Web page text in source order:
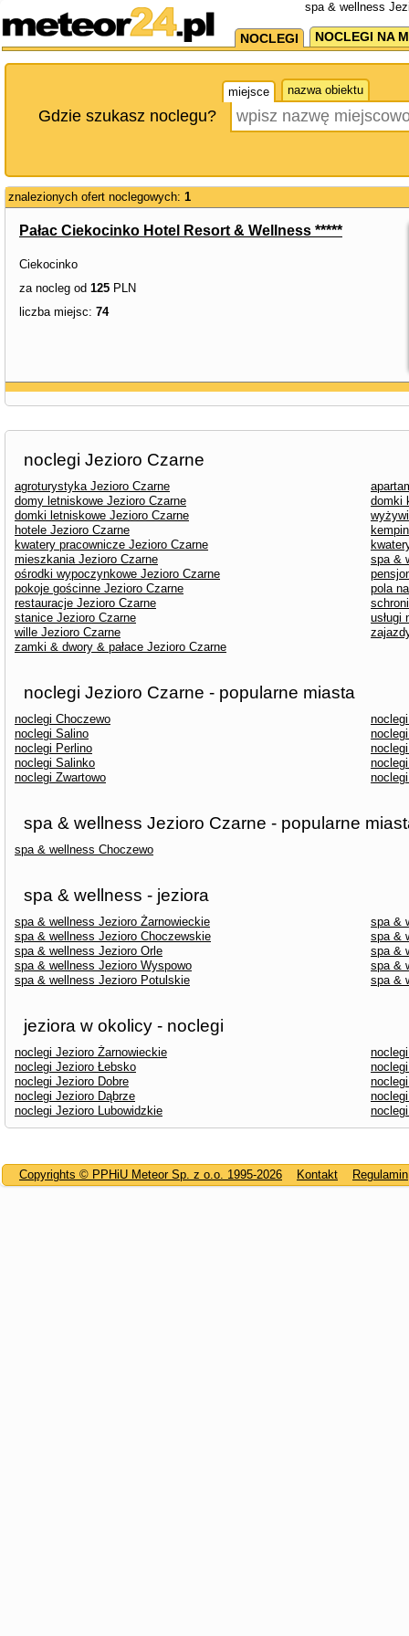
spa & wellness
NOCLEGI NOCLEGI NA
miejsce nazwa obiektu
Gdzie szukasz noclegu?
znalezionych ofert noclegowych: 1
Pałac Ciekocinko Hotel Resort & Wellness *****
Ciekocinko
za nocleg od 125 PLN
liczba miejsc: 74
noclegi Jezioro Czarne
agroturystyka Jezioro Czarne
domy letniskowe Jezioro Czarne
domki
domki letniskowe Jezioro Czarne
hotele Jezioro Czarne
kwatery pracownicze Jezioro Czarne
mieszkania Jezioro Czarne
spa &
ośrodki wypoczynkowe Jezioro Czarne
pokoje gościnne Jezioro Czarne
pola
restauracje Jezioro Czarne
stanice Jezioro Czarne
usługi
wille Jezioro Czarne
zamki & dwory & pałace Jezioro Czarne
noclegi Jezioro Czarne - popularne miasta
noclegi Choczewo
noclegi Salino
noclegi Perlino
noclegi Salinko
noclegi Zwartowo
spa & wellness Jezioro Czarne - popularne
spa & wellness Choczewo
spa & wellness - jeziora
spa & wellness Jezioro Żarnowieckie
spa &
spa & wellness Jezioro Choczewskie
spa &
spa & wellness Jezioro Orle
spa &
spa & wellness Jezioro Wyspowo
spa &
spa & wellness Jezioro Potulskie
spa &
jeziora w okolicy - noclegi
noclegi Jezioro Żarnowieckie
noclegi Jezioro Łebsko
noclegi Jezioro Dobre
noclegi Jezioro Dąbrze
noclegi Jezioro Lubowidzkie
Copyrights © PPHiU Meteor Sp. z o.o. 1995-2026 Kontakt Regulamin